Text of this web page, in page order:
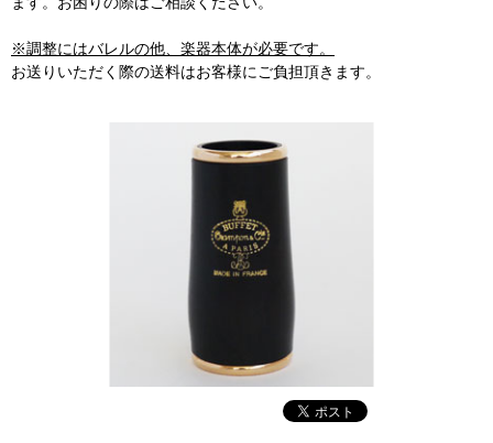
※調整にはバレルの他、楽器本体が必要です。
お送りいただく際の送料はお客様にご負担頂きます。